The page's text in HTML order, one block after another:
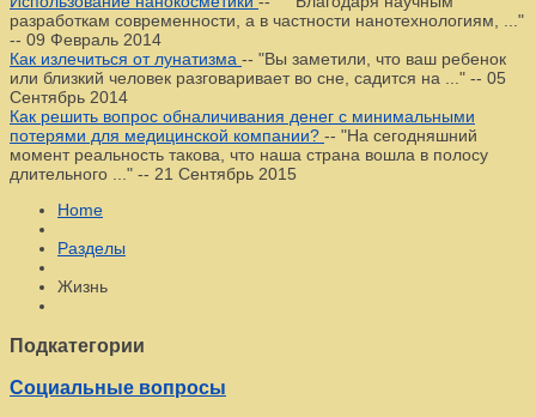
разработкам современности, а в частности нанотехнологиям, ..."
-- 09 Февраль 2014
Как излечиться от лунатизма -- "Вы заметили, что ваш ребенок
или близкий человек разговаривает во сне, садится на ..." -- 05
Сентябрь 2014
Как решить вопрос обналичивания денег с минимальными
потерями для медицинской компании? -- "На сегодняшний
момент реальность такова, что наша страна вошла в полосу
длительного ..." -- 21 Сентябрь 2015
Home
Разделы
Жизнь
Подкатегории
Социальные вопросы